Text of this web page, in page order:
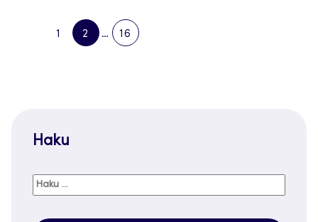
PREVIOUS
PAGE
1
PAGE
2
…
PAGE
16
Haku
Haku: